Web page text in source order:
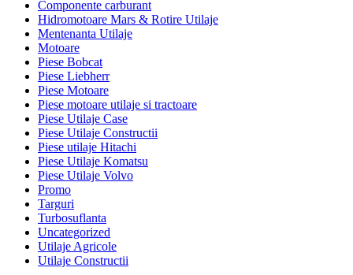
Componente carburant
Hidromotoare Mars & Rotire Utilaje
Mentenanta Utilaje
Motoare
Piese Bobcat
Piese Liebherr
Piese Motoare
Piese motoare utilaje si tractoare
Piese Utilaje Case
Piese Utilaje Constructii
Piese utilaje Hitachi
Piese Utilaje Komatsu
Piese Utilaje Volvo
Promo
Targuri
Turbosuflanta
Uncategorized
Utilaje Agricole
Utilaje Constructii